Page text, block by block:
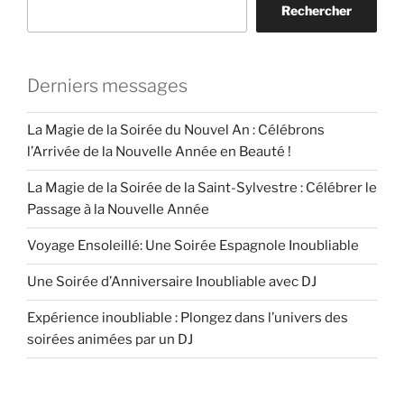
Rechercher
Derniers messages
La Magie de la Soirée du Nouvel An : Célébrons
l’Arrivée de la Nouvelle Année en Beauté !
La Magie de la Soirée de la Saint-Sylvestre : Célébrer le
Passage à la Nouvelle Année
Voyage Ensoleillé: Une Soirée Espagnole Inoubliable
Une Soirée d’Anniversaire Inoubliable avec DJ
Expérience inoubliable : Plongez dans l’univers des
soirées animées par un DJ